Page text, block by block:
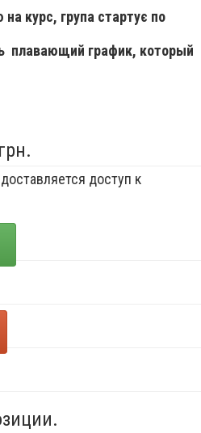
курс, група стартує по
плавающий график, который
доступ к